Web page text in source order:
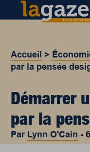
Accueil >
par la pensée
Démarrer
par la
Par Lynn O'Cain -